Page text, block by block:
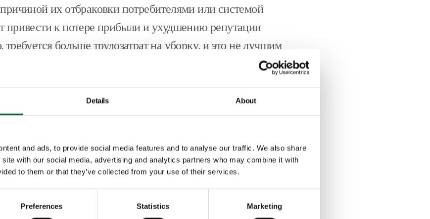
Details About
and ads, to provide social media features and to analyse our traffic. We also share
with our social media, advertising and analytics partners who may combine it with
to them or that they’ve collected from your use of their services.
Preferences Statistics Marketing
их отбраковки потребителями или системой
привести к потере прибыли и ухудшению репутации
больше трудозатрат на уборку, и это не лучшим
сроке службы оборудования в вашем птичнике.
подстилка обеспечивает чистую и гигиеничную среду для
поддерживать высокое качество воздуха в птичнике, что
и продуктивности птицы. Сухая подстилка в сочетании с
также помогает контролировать влажность и
бактерий. Чистый помет означает и чистые яйца,
на рынке и выгодны для фермеров.